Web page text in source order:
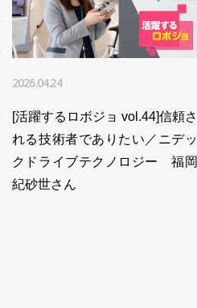
2026.04.24
[活躍するロボジョ vol.44]信頼さ
れる技術者でありたい／ニデッ
クドライブテクノロジー 福岡
紀砂世さん